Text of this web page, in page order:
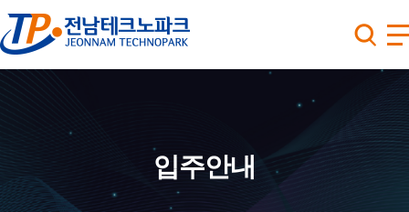
입주안내